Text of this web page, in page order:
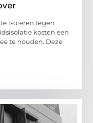
isoleren tegen
kosten een
te houden. Deze